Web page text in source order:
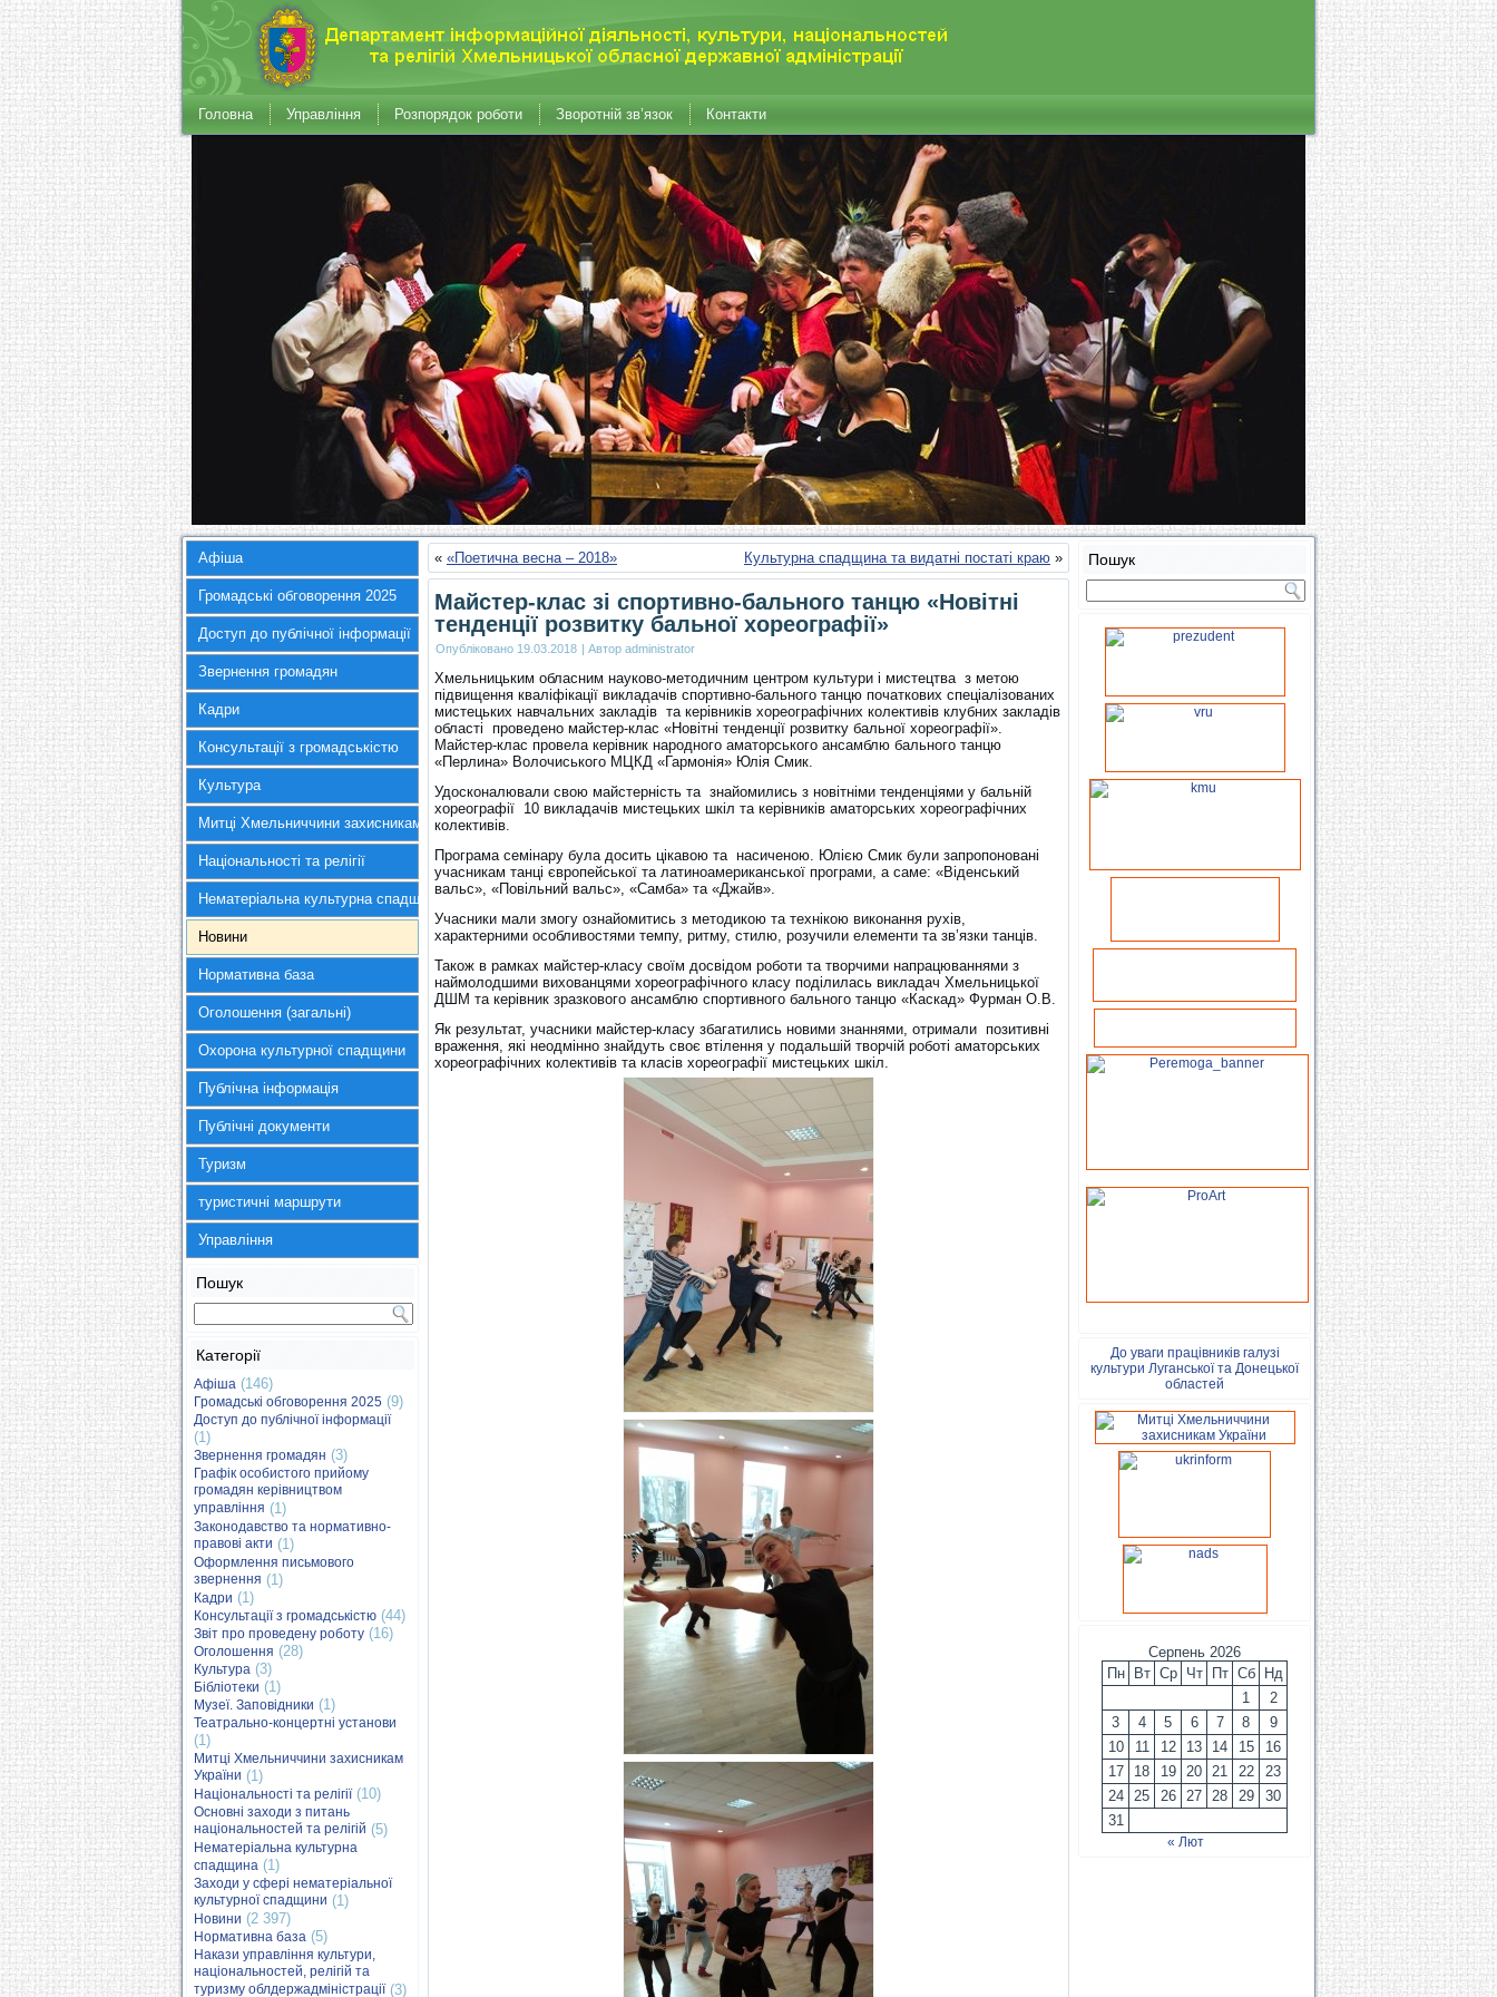
Головна Управління Розпорядок роботи Зворотній зв’язок Контакти
Афіша
Громадські обговорення 2025
Доступ до публічної інформації
Звернення громадян
Кадри
Консультації з громадськістю
Культура
Митці Хмельниччини захисникам України
Національності та релігії
Нематеріальна культурна спадщина
Новини
Нормативна база
Оголошення (загальні)
Охорона культурної спадщини
Публічна інформація
Публічні документи
Туризм
туристичні маршрути
Управління
Пошук
Категорії
Афіша (146)
Громадські обговорення 2025 (9)
Доступ до публічної інформації
(1)
Звернення громадян (3)
Графік особистого прийому
громадян керівництвом
управління (1)
Законодавство та нормативно-
правові акти (1)
Оформлення письмового
звернення (1)
Кадри (1)
Консультації з громадськістю (44)
Звіт про проведену роботу (16)
Оголошення (28)
Культура (3)
Бібліотеки (1)
Музеї. Заповідники (1)
Театрально-концертні установи
(1)
Митці Хмельниччини захисникам
України (1)
Національності та релігії(10)
Основні заходи з питань
національностей та релігій (5)
Нематеріальна культурна
спадщина (1)
Заходи у сфері нематеріальної
культурної спадщини (1)
Новини (2 397)
Нормативна база (5)
Накази управління культури,
національностей, релігій та
туризму облдержадміністрації(3)
« «Поетична весна – 2018» Культурна спадщина та видатні постаті краю »
Майстер-клас зі спортивно-бального танцю «Новітні
тенденції розвитку бальної хореографії»
Опубліковано 19.03.2018 | Автор administrator
Хмельницьким обласним науково-методичним центром культури і мистецтва з метою
підвищення кваліфікації викладачів спортивно-бального танцю початкових спеціалізованих
мистецьких навчальних закладів та керівників хореографічних колективів клубних закладів
області проведено майстер-клас «Новітні тенденції розвитку бальної хореографії».
Майстер-клас провела керівник народного аматорського ансамблю бального танцю
«Перлина» Волочиського МЦКД «Гармонія» Юлія Смик.
Удосконалювали свою майстерність та знайомились з новітніми тенденціями у бальній
хореографії 10 викладачів мистецьких шкіл та керівників аматорських хореографічних
колективів.
Програма семінару була досить цікавою та насиченою. Юлією Смик були запропоновані
учасникам танці європейської та латиноамериканської програми, а саме: «Віденський
вальс», «Повільний вальс», «Самба» та «Джайв».
Учасники мали змогу ознайомитись з методикою та технікою виконання рухів,
характерними особливостями темпу, ритму, стилю, розучили елементи та зв’язки танців.
Також в рамках майстер-класу своїм досвідом роботи та творчими напрацюваннями з
наймолодшими вихованцями хореографічного класу поділилась викладач Хмельницької
ДШМ та керівник зразкового ансамблю спортивного бального танцю «Каскад» Фурман О.В.
Як результат, учасники майстер-класу збагатились новими знаннями, отримали позитивні
враження, які неодмінно знайдуть своє втілення у подальшій творчій роботі аматорських
хореографічних колективів та класів хореографії мистецьких шкіл.
Пошук
До уваги працівників галузі
культури Луганської та Донецької
областей
Серпень 2026
Пн
Вт Ср Чт Пт Сб
Нд
1
2
3
4 5 6 7 8
9
10
11 12 13 14 15
16
17
18 19 20 21 22
23
24
25 26 27 28 29
30
31
« Лют